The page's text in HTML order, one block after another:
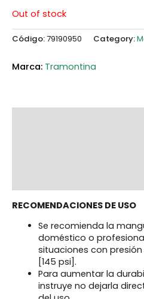
Out of stock
Código:79190950 Category:
Tramontina
RECOMENDACIONES DE USO
Se recomienda la
doméstico o
situaciones con
[145 psi].
Para aumentar la
instruye no dejarla